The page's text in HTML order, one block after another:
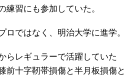
練習にも参加していた。
ロではなく、明治大学に進学。
らレギュラーで活躍していた
前十字靭帯損傷と半月板損傷と